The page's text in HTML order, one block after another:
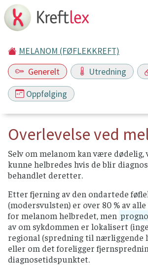
MELANOM (FØFLEKKREFT)
Generelt
Utredning
Oppfølging
Overlevelse ved
Selv om melanom kan være dødelig,
kunne helbredes hvis de blir
behandlet deretter.
Etter fjerning av den ondartede
(modersvulsten) er over 80 % av
for melanom helbredet, men
av om sykdommen er lokalisert
regional (spredning til nærliggende
eller om det foreligger
diagnosetidspunktet.